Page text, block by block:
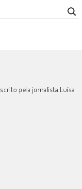
pela jornalista Luísa